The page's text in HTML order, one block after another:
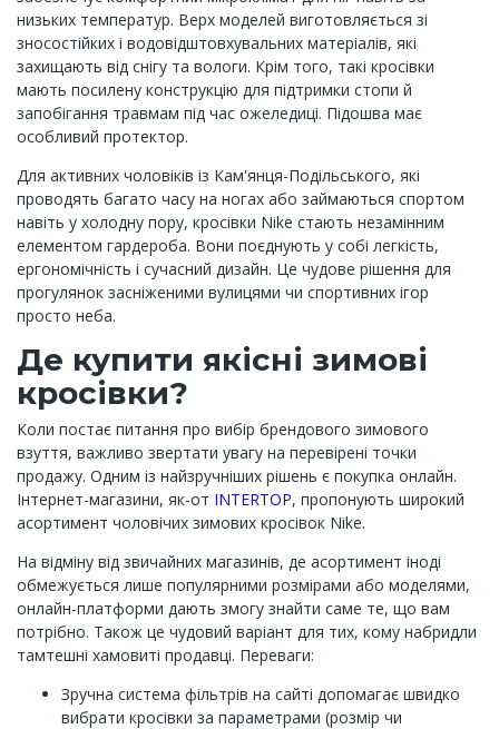
низьких температур. Верх моделей виготовляється зі
зносостійких і водовідштовхувальних матеріалів, які
захищають від снігу та вологи. Крім того, такі кросівки
мають посилену конструкцію для підтримки стопи й
запобігання травмам під час ожеледиці. Підошва має
особливий протектор.
Для активних чоловіків із Кам'янця-Подільського, які
проводять багато часу на ногах або займаються спортом
навіть у холодну пору, кросівки Nike стають незамінним
елементом гардероба. Вони поєднують у собі легкість,
ергономічність і сучасний дизайн. Це чудове рішення для
прогулянок засніженими вулицями чи спортивних ігор
просто неба.
Де купити якісні зимові
кросівки?
Коли постає питання про вибір брендового зимового
взуття, важливо звертати увагу на перевірені точки
продажу. Одним із найзручніших рішень є покупка онлайн.
Інтернет-магазини, як-от INTERTOP, пропонують широкий
асортимент чоловічих зимових кросівок Nike.
На відміну від звичайних магазинів, де асортимент іноді
обмежується лише популярними розмірами або моделями,
онлайн-платформи дають змогу знайти саме те, що вам
потрібно. Також це чудовий варіант для тих, кому набридли
тамтешні хамовиті продавці. Переваги:
Зручна система фільтрів на сайті допомагає швидко
вибрати кросівки за параметрами (розмір чи